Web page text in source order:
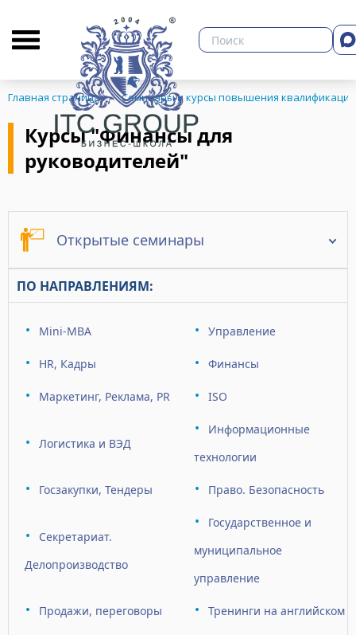
О бизнес-школе Библиотека
Главная страница Семинары и курсы повышения квалификации
Курсы "Финансы для
руководителей"
Открытые семинары
ПО НАПРАВЛЕНИЯМ:
Mini-MBA Управление
HR, Кадры Финансы
Маркетинг, Реклама, PR ISO
Логистика и ВЭД
Информационные
технологии
Госзакупки, Тендеры Право. Безопасность
Секретариат.
Делопроизводство
Государственное и
муниципальное
управление
Продажи, переговоры Тренинги на английском